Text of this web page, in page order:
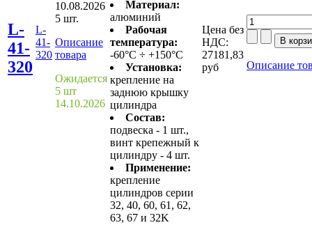
L-
41-
320
L-
41-
320
10.08.2026
5 шт.
Описание
товара
Ожидается
5 шт
14.10.2026
Материал:
алюминий
Рабочая
температура:
-60°C ÷ +150°C
Установка:
крепление на
заднюю крышку
цилиндра
Состав:
подвеска - 1 шт.,
винт крепежный к
цилиндру - 4 шт.
Применение:
крепление
цилиндров серии
32, 40, 60, 61, 62,
63, 67 и 32K
Цена без
НДС:
27181,83
руб
Описание